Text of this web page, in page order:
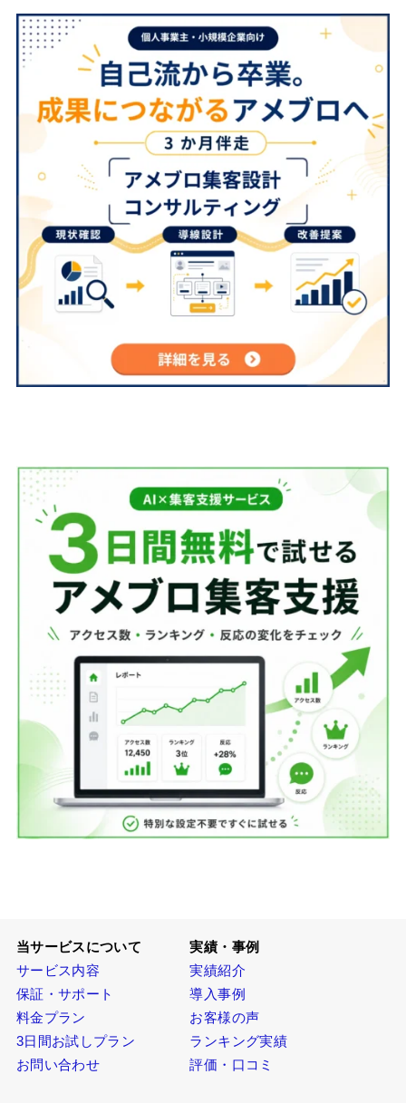
当サービスについて
サービス内容
保証・サポート
料金プラン
3日間お試しプラン
お問い合わせ
実績・事例
実績紹介
導入事例
お客様の声
ランキング実績
評価・口コミ